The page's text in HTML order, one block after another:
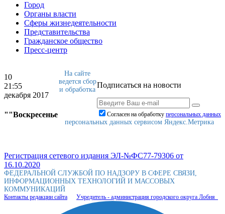
Город
Органы власти
Сферы жизнедеятельности
Представительства
Гражданское общество
Пресс-центр
10
21:55
декабря 2017
""Воскресенье
Подписаться на новости
Согласен на обработку персональныx данных
На сайте
ведется сбор
и обработка
персональных данных сервисом Яндекс.Метрика
Регистрация сетевого издания ЭЛ-№ФС77-79306 от
16.10.2020
ФЕДЕРАЛЬНОЙ СЛУЖБОЙ ПО НАДЗОРУ В СФЕРЕ СВЯЗИ,
ИНФОРМАЦИОННЫХ ТЕХНОЛОГИЙ И МАССОВЫХ
КОММУНИКАЦИЙ
Контакты редакции сайта Учредитель - администрация городского округа Лобня